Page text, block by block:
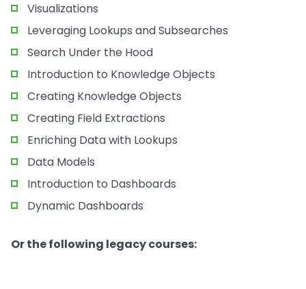
Visualizations
Leveraging Lookups and Subsearches
Search Under the Hood
Introduction to Knowledge Objects
Creating Knowledge Objects
Creating Field Extractions
Enriching Data with Lookups
Data Models
Introduction to Dashboards
Dynamic Dashboards
Or the following legacy courses: